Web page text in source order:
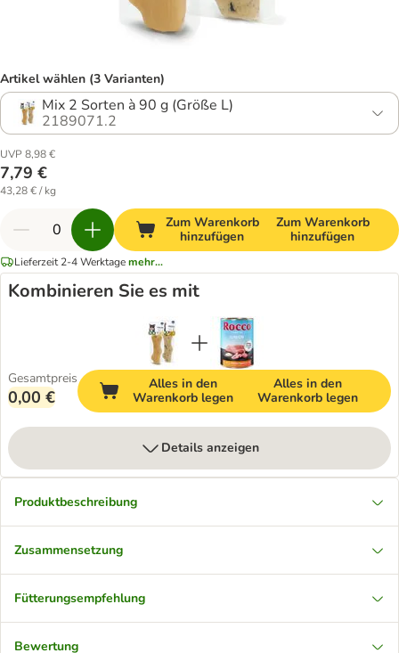
Artikel wählen (3 Varianten)
Mix 2 Sorten à 90 g (Größe L)
2189071.2
UVP 8,98 €
7,79 €
43,28 € / kg
Zum Warenkorb
hinzufügen
Zum Warenkorb
hinzufügen
Lieferzeit 2-4 Werktagemehr...
Kombinieren Sie es mit
Gesamtpreis
0,00 €
Alles in den
Warenkorb legen
Alles in den
Warenkorb legen
Details anzeigen
Produktbeschreibung
Zusammensetzung
Fütterungsempfehlung
Bewertung